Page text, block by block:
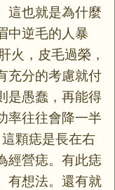
這也就是為什麼
中逆毛的人暴
火，皮毛過榮，
充分的考慮就付
是愚蠢，再能得
率往往會降一半
顆痣是長在右
經營痣。有此痣
有想法。還有就